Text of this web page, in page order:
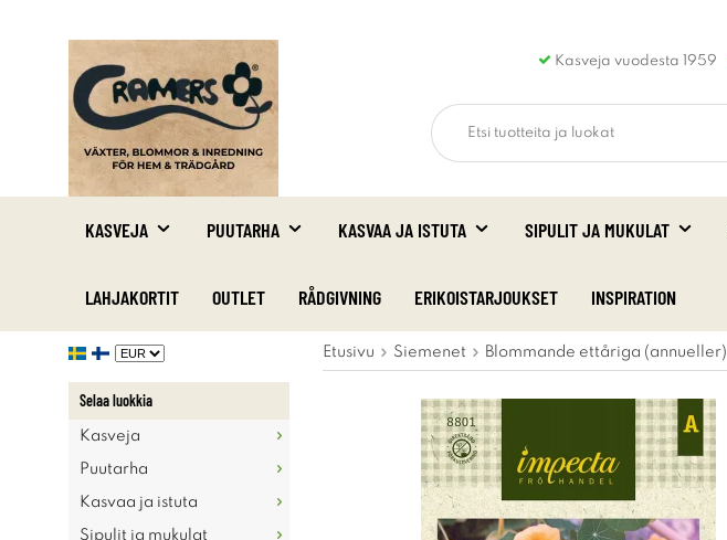
Kasveja vuodesta 1959
KASVEJA PUUTARHA KASVAA JA ISTUTA SIPULIT JA MUKULAT
LAHJAKORTIT OUTLET RÅDGIVNING ERIKOISTARJOUKSET INSPIRATION
Selaa luokkia
Kasveja
Puutarha
Kasvaa ja istuta
Sipulit ja mukulat
Etusivu Siemenet Blommande ettåriga (annueller)